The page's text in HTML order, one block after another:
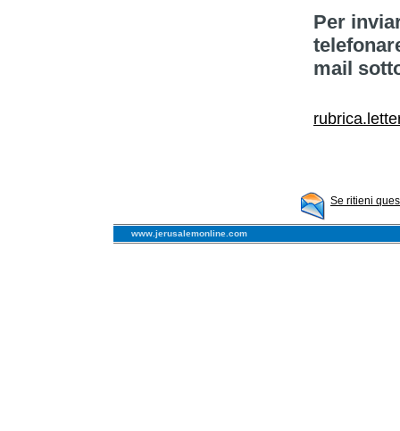
Per
mail
Se ritieni
www.jerusalemonline.com